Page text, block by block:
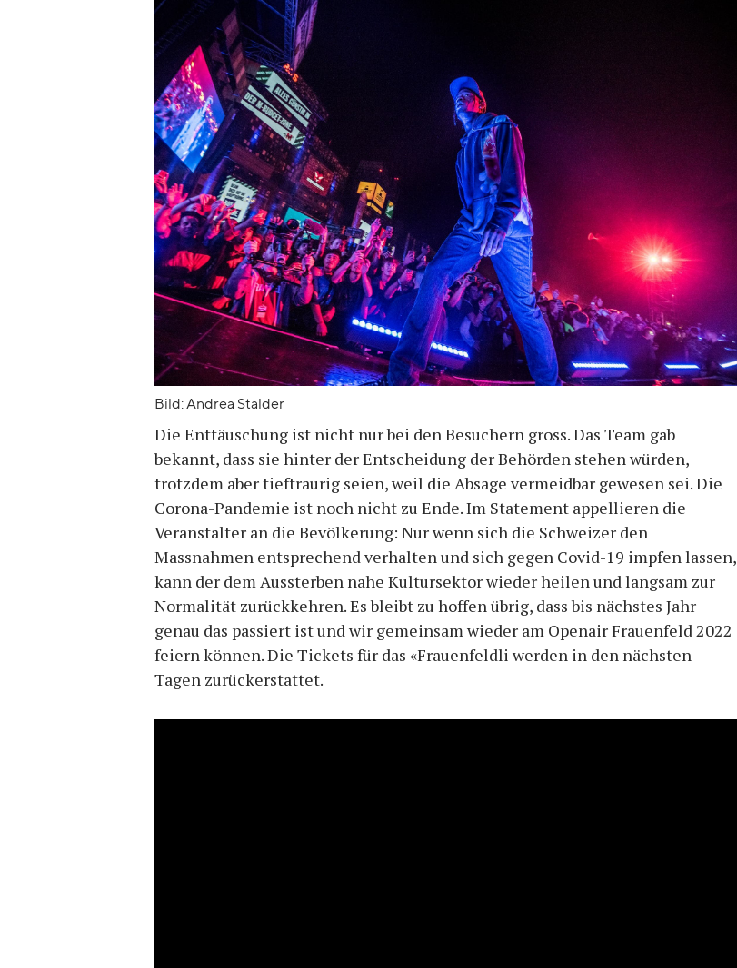
Bild: Andrea Stalder
Die Enttäuschung ist nicht nur bei den Besuchern gross. Das Team gab
bekannt, dass sie hinter der Entscheidung der Behörden stehen würden,
trotzdem aber tieftraurig seien, weil die Absage vermeidbar gewesen sei. Die
Corona-Pandemie ist noch nicht zu Ende. Im Statement appellieren die
Veranstalter an die Bevölkerung: Nur wenn sich die Schweizer den
Massnahmen entsprechend verhalten und sich gegen Covid-19 impfen lassen,
kann der dem Aussterben nahe Kultursektor wieder heilen und langsam zur
Normalität zurückkehren. Es bleibt zu hoffen übrig, dass bis nächstes Jahr
genau das passiert ist und wir gemeinsam wieder am Openair Frauenfeld 2022
feiern können. Die Tickets für das «Frauenfeldli werden in den nächsten
Tagen zurückerstattet.